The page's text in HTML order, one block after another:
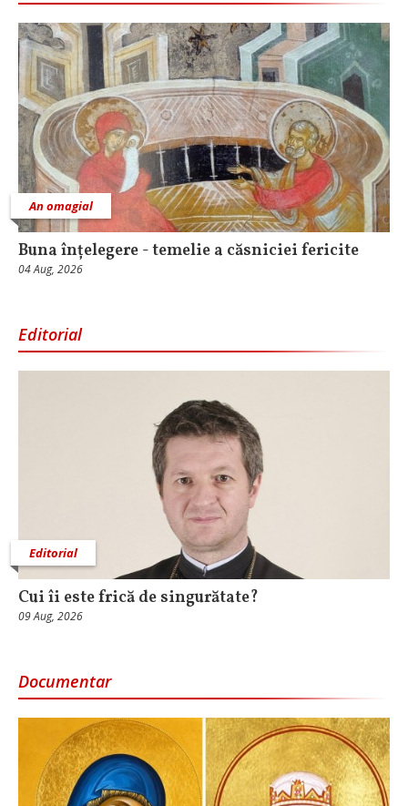
An omagial
Buna înțelegere - temelie a căsniciei fericite
04 Aug, 2026
Editorial
Editorial
Cui îi este frică de singurătate?
09 Aug, 2026
Documentar